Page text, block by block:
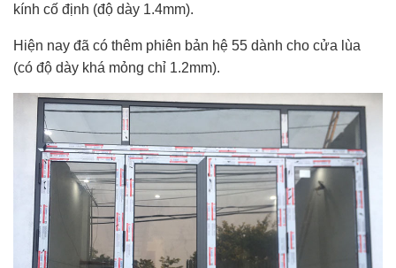
kính cố định (độ dày 1.4mm).
Hiện nay đã có thêm phiên bản hệ 55 dành cho cửa lùa
(có độ dày khá mỏng chỉ 1.2mm).